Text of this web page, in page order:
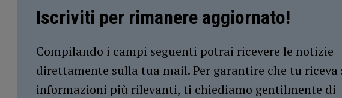
Iscriviti per rimanere aggiornato!
Compilando i campi seguenti potrai ricevere le notizie
direttamente sulla tua mail. Per garantire che tu riceva
informazioni più rilevanti, ti chiediamo gentilmente di